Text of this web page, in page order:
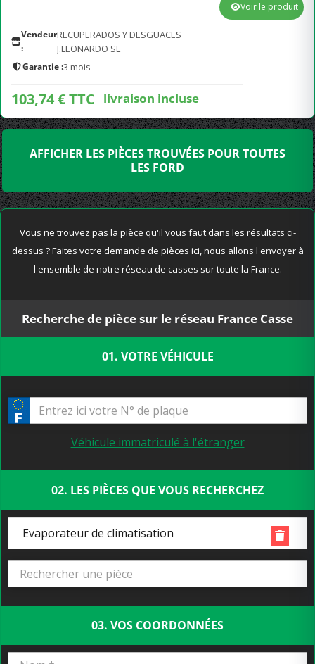
Vendeur
:
RECUPERADOS Y DESGUACES
J.LEONARDO SL
Garantie :3 mois
103,74 € TTC livraison incluse
Voir le produit
AFFICHER LES PIÈCES TROUVÉES POUR TOUTES
LES FORD
Vous ne trouvez pas la pièce qu'il vous faut dans les résultats ci-
dessus ? Faites votre demande de pièces ici, nous allons l'envoyer à
l'ensemble de notre réseau de casses sur toute la France.
Recherche de pièce sur le réseau France Casse
01. VOTRE VÉHICULE
Véhicule immatriculé à l'étranger
02. LES PIÈCES QUE VOUS RECHERCHEZ
Evaporateur de climatisation
03. VOS COORDONNÉES